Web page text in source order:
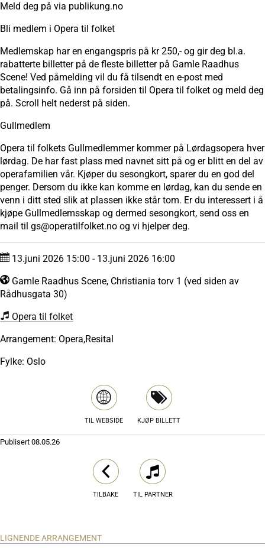
Meld deg på via publikung.no
Bli medlem i Opera til folket
Medlemskap har en engangspris på kr 250,- og gir deg bl.a.
rabatterte billetter på de fleste billetter på Gamle Raadhus
Scene! Ved påmelding vil du få tilsendt en e-post med
betalingsinfo. Gå inn på forsiden til Opera til folket og meld deg
på. Scroll helt nederst på siden.
Gullmedlem
Opera til folkets Gullmedlemmer kommer på Lørdagsopera hver
lørdag. De har fast plass med navnet sitt på og er blitt en del av
operafamilien vår. Kjøper du sesongkort, sparer du en god del
penger. Dersom du ikke kan komme en lørdag, kan du sende en
venn i ditt sted slik at plassen ikke står tom. Er du interessert i å
kjøpe Gullmedlemsskap og dermed sesongkort, send oss en
mail til gs@operatilfolket.no og vi hjelper deg.
13.juni 2026 15:00 - 13.juni 2026 16:00
Gamle Raadhus Scene, Christiania torv 1 (ved siden av
Rådhusgata 30)
Opera til folket
Arrangement: Opera,Resital
Fylke: Oslo
TIL WEBSIDE KJØP BILLETT
Publisert 08.05.26
TILBAKE TIL PARTNER
LIGNENDE ARRANGEMENT